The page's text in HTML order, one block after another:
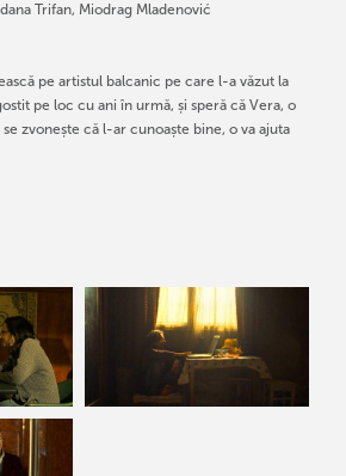
Trifan, Miodrag Mladenović
pe artistul balcanic pe care l-a văzut la
pe loc cu ani în urmă, și speră că Vera, o
zvonește că l-ar cunoaște bine, o va ajuta